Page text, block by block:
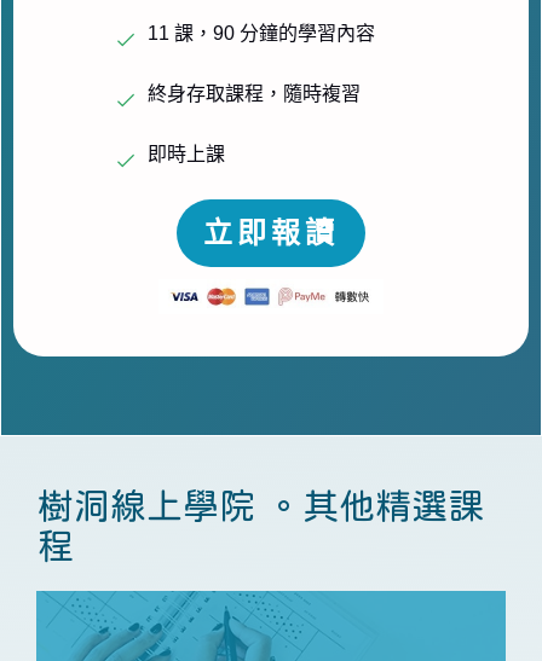
11 課，90 分鐘的學習內容
終身存取課程，隨時複習
即時上課
立即報讀
樹洞線上學院 。其他精選課
程